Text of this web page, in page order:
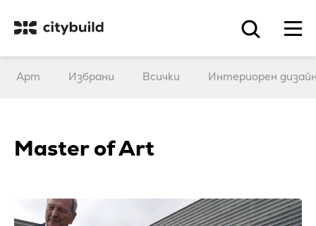
Арт Избрани Всички Интериорен
Master of Art